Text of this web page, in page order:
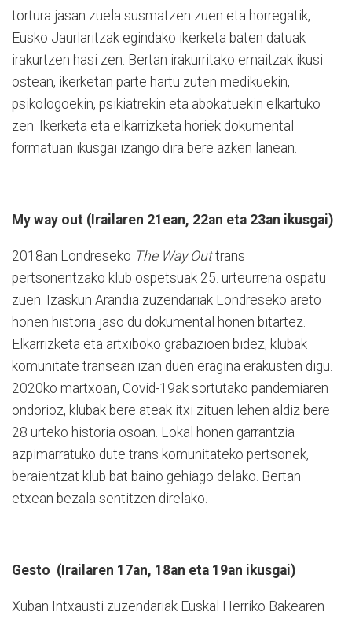
tortura jasan zuela susmatzen zuen eta horregatik,
Eusko Jaurlaritzak egindako ikerketa baten datuak
irakurtzen hasi zen. Bertan irakurritako emaitzak ikusi
ostean, ikerketan parte hartu zuten medikuekin,
psikologoekin, psikiatrekin eta abokatuekin elkartuko
zen. Ikerketa eta elkarrizketa horiek dokumental
formatuan ikusgai izango dira bere azken lanean.
My way out (Irailaren 21ean, 22an eta 23an ikusgai)
2018an Londreseko The Way Outtrans
pertsonentzako klub ospetsuak 25. urteurrena ospatu
zuen. Izaskun Arandia zuzendariak Londreseko areto
honen historia jaso du dokumental honen bitartez.
Elkarrizketa eta artxiboko grabazioen bidez, klubak
komunitate transean izan duen eragina erakusten digu.
2020ko martxoan, Covid-19ak sortutako pandemiaren
ondorioz, klubak bere ateak itxi zituen lehen aldiz bere
28 urteko historia osoan. Lokal honen garrantzia
azpimarratuko dute trans komunitateko pertsonek,
beraientzat klub bat baino gehiago delako. Bertan
etxean bezala sentitzen direlako.
Gesto (Irailaren 17an, 18an eta 19an ikusgai)
Xuban Intxausti zuzendariak Euskal Herriko Bakearen